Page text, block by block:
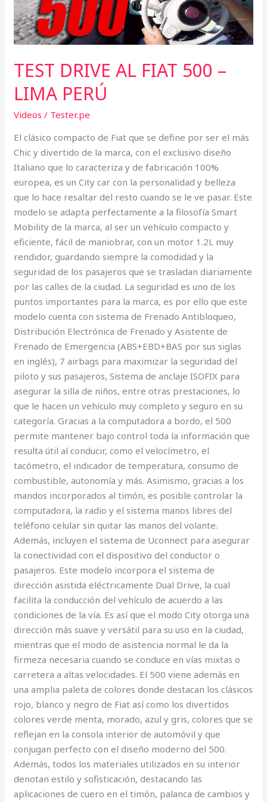
TEST DRIVE AL FIAT 500 –
LIMA PERÚ
Videos / Tester.pe
El clásico compacto de Fiat que se define por ser el más
Chic y divertido de la marca, con el exclusivo diseño
Italiano que lo caracteriza y de fabricación 100%
europea, es un City car con la personalidad y belleza
que lo hace resaltar del resto cuando se le ve pasar. Este
modelo se adapta perfectamente a la filosofía Smart
Mobility de la marca, al ser un vehículo compacto y
eficiente, fácil de maniobrar, con un motor 1.2L muy
rendidor, guardando siempre la comodidad y la
seguridad de los pasajeros que se trasladan diariamente
por las calles de la ciudad. La seguridad es uno de los
puntos importantes para la marca, es por ello que este
modelo cuenta con sistema de Frenado Antibloqueo,
Distribución Electrónica de Frenado y Asistente de
Frenado de Emergencia (ABS+EBD+BAS por sus siglas
en inglés), 7 airbags para maximizar la seguridad del
piloto y sus pasajeros, Sistema de anclaje ISOFIX para
asegurar la silla de niños, entre otras prestaciones, lo
que le hacen un vehículo muy completo y seguro en su
categoría. Gracias a la computadora a bordo, el 500
permite mantener bajo control toda la información que
resulta útil al conducir, como el velocímetro, el
tacómetro, el indicador de temperatura, consumo de
combustible, autonomía y más. Asimismo, gracias a los
mandos incorporados al timón, es posible controlar la
computadora, la radio y el sistema manos libres del
teléfono celular sin quitar las manos del volante.
Además, incluyen el sistema de Uconnect para asegurar
la conectividad con el dispositivo del conductor o
pasajeros. Este modelo incorpora el sistema de
dirección asistida eléctricamente Dual Drive, la cual
facilita la conducción del vehículo de acuerdo a las
condiciones de la vía. Es así que el modo City otorga una
dirección más suave y versátil para su uso en la ciudad,
mientras que el modo de asistencia normal le da la
firmeza necesaria cuando se conduce en vías mixtas o
carretera a altas velocidades. El 500 viene además en
una amplia paleta de colores donde destacan los clásicos
rojo, blanco y negro de Fiat así como los divertidos
colores verde menta, morado, azul y gris, colores que se
reflejan en la consola interior de automóvil y que
conjugan perfecto con el diseño moderno del 500.
Además, todos los materiales utilizados en su interior
denotan estilo y sofisticación, destacando las
aplicaciones de cuero en el timón, palanca de cambios y
LIMA
PERÚ